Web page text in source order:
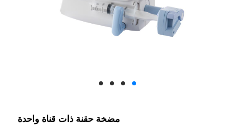
مضخة حقنة ذات قناة واحدة